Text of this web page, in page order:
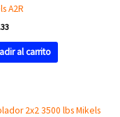
A2R
al carrito